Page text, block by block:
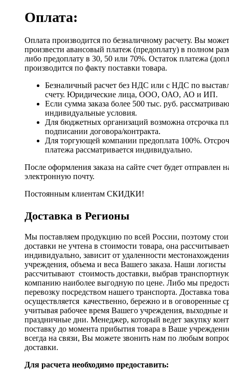
Оплата:
Оплата производится по безналичному расчету. Вы
произвести авансовый платеж (предоплату) в полном
либо предоплату в 30, 50 или 70%. Остаток платежа
производится по факту поставки товара.
Безналичный расчет без НДС или с НДС по
счету. Юридические лица, ООО, ОАО, АО и ИП.
Если сумма заказа более 500 тыс. руб.
индивидуальные условия.
Для бюджетных организаций возможна отсрочка
подписании договора/контракта.
Для торгующей компании предоплата 100%.
платежа рассматривается индивидуально.
После оформления заказа на сайте счет будет отправлен
электронную почту.
Постоянным клиентам СКИДКИ!
Доставка в Регионы
Мы поставляем продукцию по всей России, поэтому
доставки не учтена в стоимости товара, она
индивидуально, зависит от удаленности
учреждения, объема и веса Вашего заказа. Наши логисты
рассчитывают стоимость доставки, выбрав
компанию наиболее выгодную по цене. Либо мы
перевозку посредством нашего транспорта. Доставка
осуществляется качественно, бережно и в оговоренные
учитывая рабочее время Вашего учреждения, выходные и
праздничные дни. Менеджер, который ведет закупку
поставку до момента прибытия товара в Ваше
всегда на связи, Вы можете звонить нам по любым
доставки.
Для расчета необходимо предоставить: